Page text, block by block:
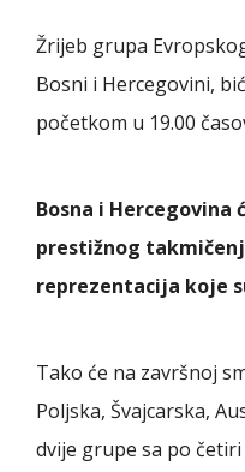
Žrijeb grupa
Bosni i Hercegovini,
početkom u 19.00
Bosna i Hercegovina
prestižnog
reprezentacija koje
Tako će na završnoj
Poljska, Švajcarska,
dvije grupe sa po četiri